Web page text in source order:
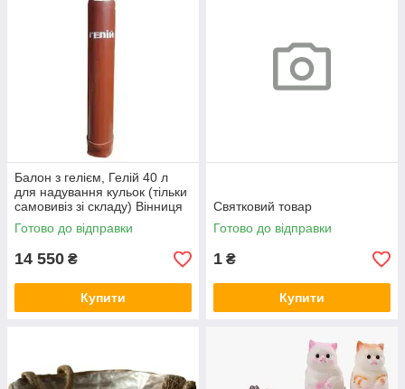
Балон з гелієм, Гелій 40 л
для надування кульок (тільки
самовивіз зі складу) Вінниця
Готово до відправки
14 550 ₴
Купити
Святковий товар
Готово до відправки
1 ₴
Купити